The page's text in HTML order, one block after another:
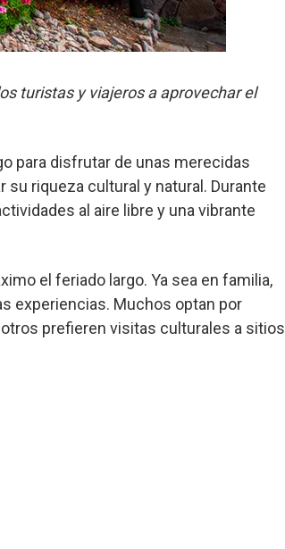
turistas y viajeros a aprovechar el
para disfrutar de unas merecidas
su riqueza cultural y natural. Durante
al aire libre y una vibrante
el feriado largo. Ya sea en familia,
experiencias. Muchos optan por
prefieren visitas culturales a sitios